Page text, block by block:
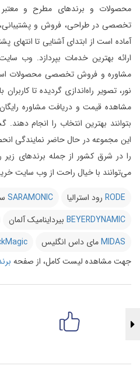
محصولات و برندهای مطرح و معتبر
تخصصی در طراحی، فروش و
آماده است از ابتدای آشنایی تا انتهای
ارائه بهترین خدمات بپردازد. وب
مشاوره و فروش تخصصی محصولات
نور، تصویر راه‌اندازی گردیده تا
مشاهده قیمت و دریافت مشاوره
بتوانند بهترین انتخاب را انجام دهند.
را در شرق کشور از جمله برندهای زیر
می‌توانند با خیال راحت از وب سایت
RODE رود استرالیا SARAMONIC
BEYERDYNAMIC بیرداینامیک آلمان
MIDASمای داس انگلیس
جهت مشاهده لیست کامل، از صفحه